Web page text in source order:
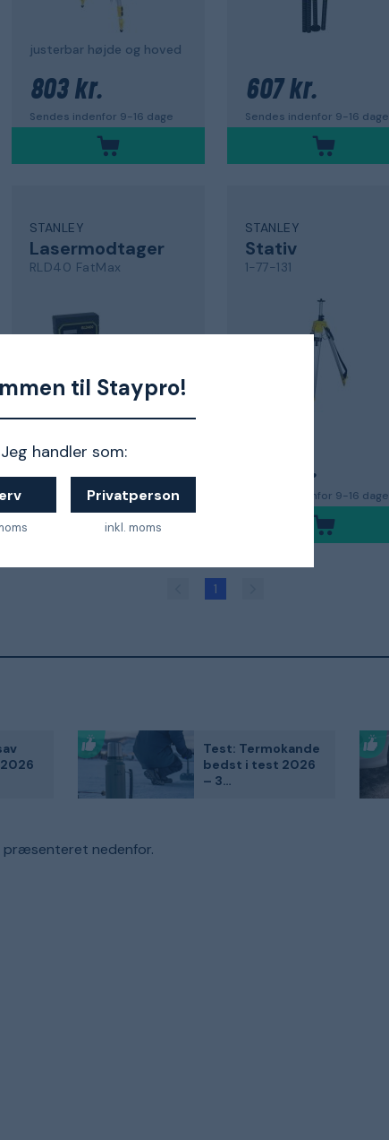
til Staypro!
Jeg handler som:
Privatperson
inkl. moms
justerbar højde og hoved
803 kr.
Sendes indenfor 9-16 dage
607 kr.
Sendes indenfor 9-16 dage
STANLEY
Lasermodtager
RLD40 FatMax
919 kr.
Sendes indenfor 9-16 dage
STANLEY
Stativ
1-77-131
786 kr.
Sendes indenfor 9-16 dage
1
Test: Termokande
bedst i test 2026
– 3
præsenteret nedenfor.